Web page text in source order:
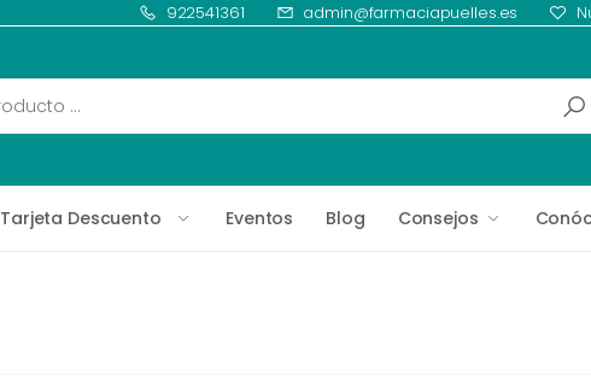
922541361 admin@farmaciapuelles.es
Tarjeta Descuento Eventos Blog Consejos